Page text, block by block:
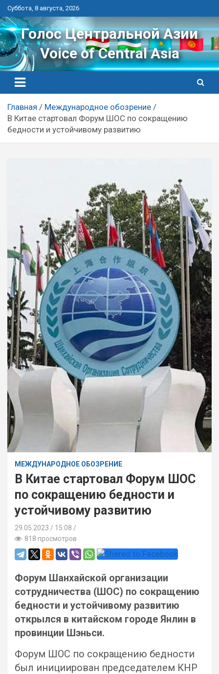
Перейти
к
контенту
Суббота, 8 августа, 2026
Голос Центральной Азии
Voice of Central Asia
Главная
Международное обозрение
В Китае стартовал Форум ШОС по сокращению
бедности и устойчивому развитию
МЕЖДУНАРОДНОЕ ОБОЗРЕНИЕ
В Китае стартовал Форум ШОС
по сокращению бедности и
устойчивому развитию
29.05.2023
15:08 /
818 просмотров
Форум Шанхайской организации
сотрудничества (ШОС) по сокращению
бедности и устойчивому развитию
открылся в китайском городе Янлин в
провинции Шэньси.
Форум ШОС по сокращению бедности
был инициирован председателем КНР